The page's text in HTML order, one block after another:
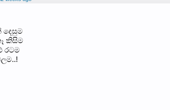
දෙසුම
කිසිම
රටම